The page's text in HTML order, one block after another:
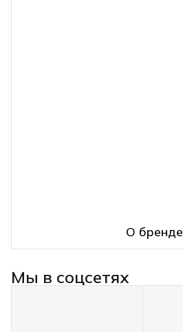
О бренде
Мы в соцсетях